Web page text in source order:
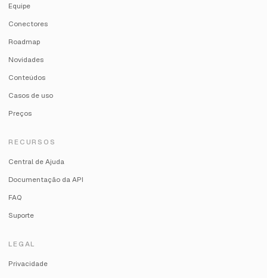
Equipe
Conectores
Roadmap
Novidades
Conteúdos
Casos de uso
Preços
RECURSOS
Central de Ajuda
Documentação da API
FAQ
Suporte
LEGAL
Privacidade